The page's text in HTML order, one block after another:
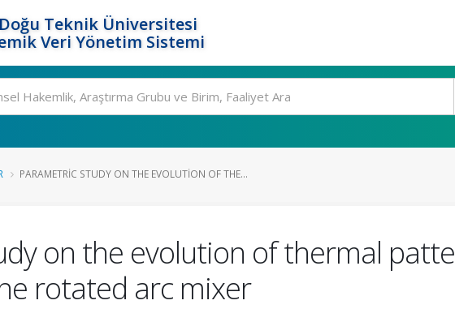
Teknik Üniversitesi
Veri Yönetim Sistemi
PARAMETRIC STUDY ON THE EVOLUTION OF THE...
on the evolution of thermal
rotated arc mixer